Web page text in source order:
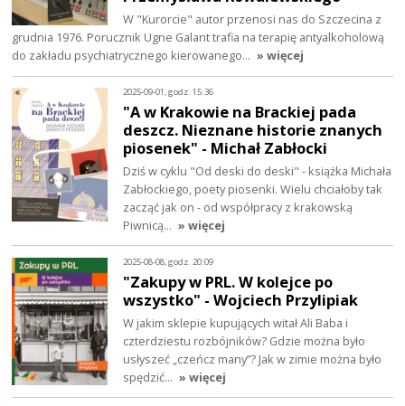
W "Kurorcie" autor przenosi nas do Szczecina z
grudnia 1976. Porucznik Ugne Galant trafia na terapię antyalkoholową
do zakładu psychiatrycznego kierowanego… » więcej
2025-09-01, godz. 15:36
"A w Krakowie na Brackiej pada
deszcz. Nieznane historie znanych
piosenek" - Michał Zabłocki
Dziś w cyklu "Od deski do deski" - książka Michała
Zabłockiego, poety piosenki. Wielu chciałoby tak
zacząć jak on - od współpracy z krakowską
Piwnicą… » więcej
2025-08-08, godz. 20:09
"Zakupy w PRL. W kolejce po
wszystko" - Wojciech Przylipiak
W jakim sklepie kupujących witał Ali Baba i
czterdziestu rozbójników? Gdzie można było
usłyszeć „czeńcz many”? Jak w zimie można było
spędzić… » więcej